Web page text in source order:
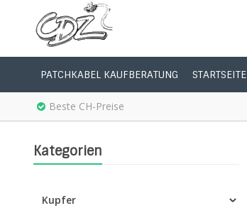
PATCHKABEL KAUFBERATUNG STARTSEITE
Beste CH-Preise
Kategorien
Kupfer